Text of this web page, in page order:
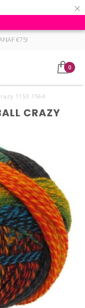
×
€75!
0
1153.1564
CRAZY